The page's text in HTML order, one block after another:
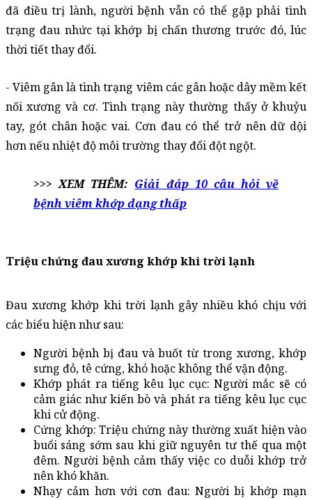
đã điều trị lành, người bệnh vẫn có thể gặp phải tình
trạng đau nhức tại khớp bị chấn thương trước đó, lúc
thời tiết thay đổi.
- Viêm gân là tình trạng viêm các gân hoặc dây mềm kết
nối xương và cơ. Tình trạng này thường thấy ở khuỷu
tay, gót chân hoặc vai. Cơn đau có thể trở nên dữ dội
hơn nếu nhiệt độ môi trường thay đổi đột ngột.
>>> XEM THÊM: Giải đáp 10 câu hỏi về
bệnh viêm khớp dạng thấp
Triệu chứng đau xương khớp khi trời lạnh
Đau xương khớp khi trời lạnh gây nhiều khó chịu với
các biểu hiện như sau:
Người bệnh bị đau và buốt từ trong xương, khớp
sưng đỏ, tê cứng, khó hoặc không thể vận động.
Khớp phát ra tiếng kêu lục cục: Người mắc sẽ có
cảm giác như kiến bò và phát ra tiếng kêu lục cục
khi cử động.
Cứng khớp: Triệu chứng này thường xuất hiện vào
buổi sáng sớm sau khi giữ nguyên tư thế qua một
đêm. Người bệnh cảm thấy việc co duỗi khớp trở
nên khó khăn.
Nhạy cảm hơn với cơn đau: Người bị khớp mạn